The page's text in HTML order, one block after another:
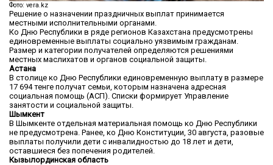
Фото: vera.kz
Решение о назначении праздничных выплат принимается
местными исполнительными органами.
Ко Дню Республики в ряде регионов Казахстана предусмотрены
единовременные выплаты социально уязвимым гражданам.
Размер и категории получателей определяются решениями
местных маслихатов и органов социальной защиты.
Астана
В столице ко Дню Республики единовременную выплату в размере
17 694 тенге получат семьи, которым назначена адресная
социальная помощь (АСП). Списки формирует Управление
занятости и социальной защиты.
Шымкент
В Шымкенте отдельная материальная помощь ко Дню Республики
не предусмотрена. Ранее, ко Дню Конституции, 30 августа, разовые
выплаты получили дети с инвалидностью до 18 лет и дети,
оставшиеся без попечения родителей.
Кызылординская область